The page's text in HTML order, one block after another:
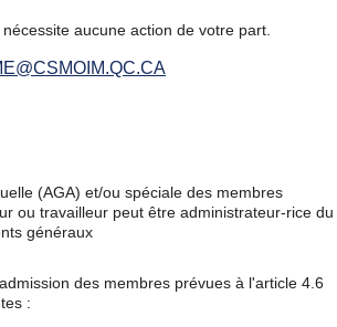
aucune action de votre part.
(AGA) et/ou spéciale des membres
ou travailleur peut être administrateur-rice du
généraux
des membres prévues à l'article 4.6
: